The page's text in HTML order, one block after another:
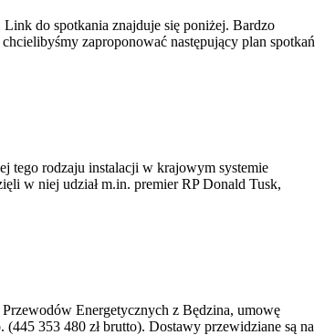
do spotkania znajduje się poniżej. Bardzo
zaproponować następujący plan spotkań
tego rodzaju instalacji w krajowym systemie
w niej udział m.in. premier RP Donald Tusk,
Energetycznych z Będzina, umowę
353 480 zł brutto). Dostawy przewidziane są na